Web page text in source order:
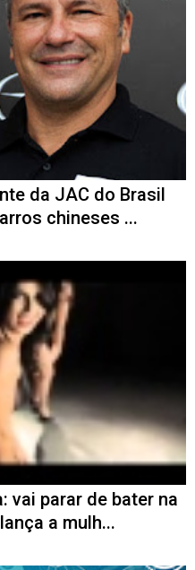
da JAC do Brasil
chineses ...
vai parar de bater na
a mulh...